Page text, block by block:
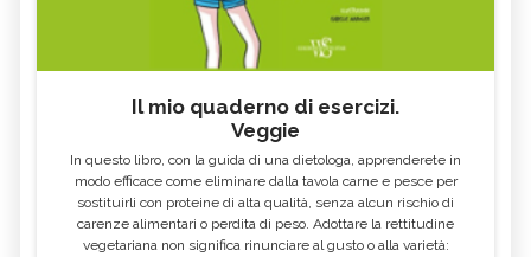
BORONIA, IL FIORE AUSTRALIANO
AUSTRALIANO
PAW PAW, IL FIORE AUSTRALIANO
ELECTRO, IL FIORE AUSTRALIANO
EMERGENCY, IL FIORE
STURT DESERT ROSE, IL FIORE
AUSTRALIANO
DOG ROSE, IL FIORE
AUSTRALIANO
Il mio quaderno di esercizi.
Veggie
In questo libro, con la guida di una dietologa, apprenderete in
modo efficace come eliminare dalla tavola carne e pesce per
sostituirli con proteine di alta qualità, senza alcun rischio di
carenze alimentari o perdita di peso. Adottare la rettitudine
vegetariana non significa rinunciare al gusto o alla varietà: